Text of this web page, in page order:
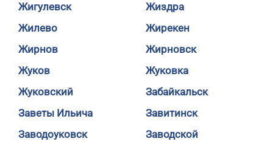
Жигулевск
Жиздра
Жилево
Жирекен
Жирнов
Жирновск
Жуков
Жуковка
Жуковский
Забайкальск
Заветы Ильича
Завитинск
Заводоуковск
Заводской